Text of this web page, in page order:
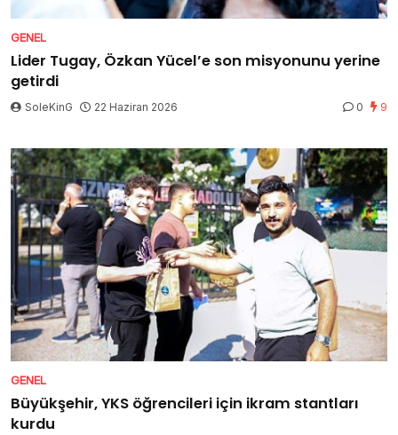
GENEL
Lider Tugay, Özkan Yücel’e son misyonunu yerine
getirdi
SoleKinG 22 Haziran 2026 0 9
GENEL
Büyükşehir, YKS öğrencileri için ikram stantları
kurdu